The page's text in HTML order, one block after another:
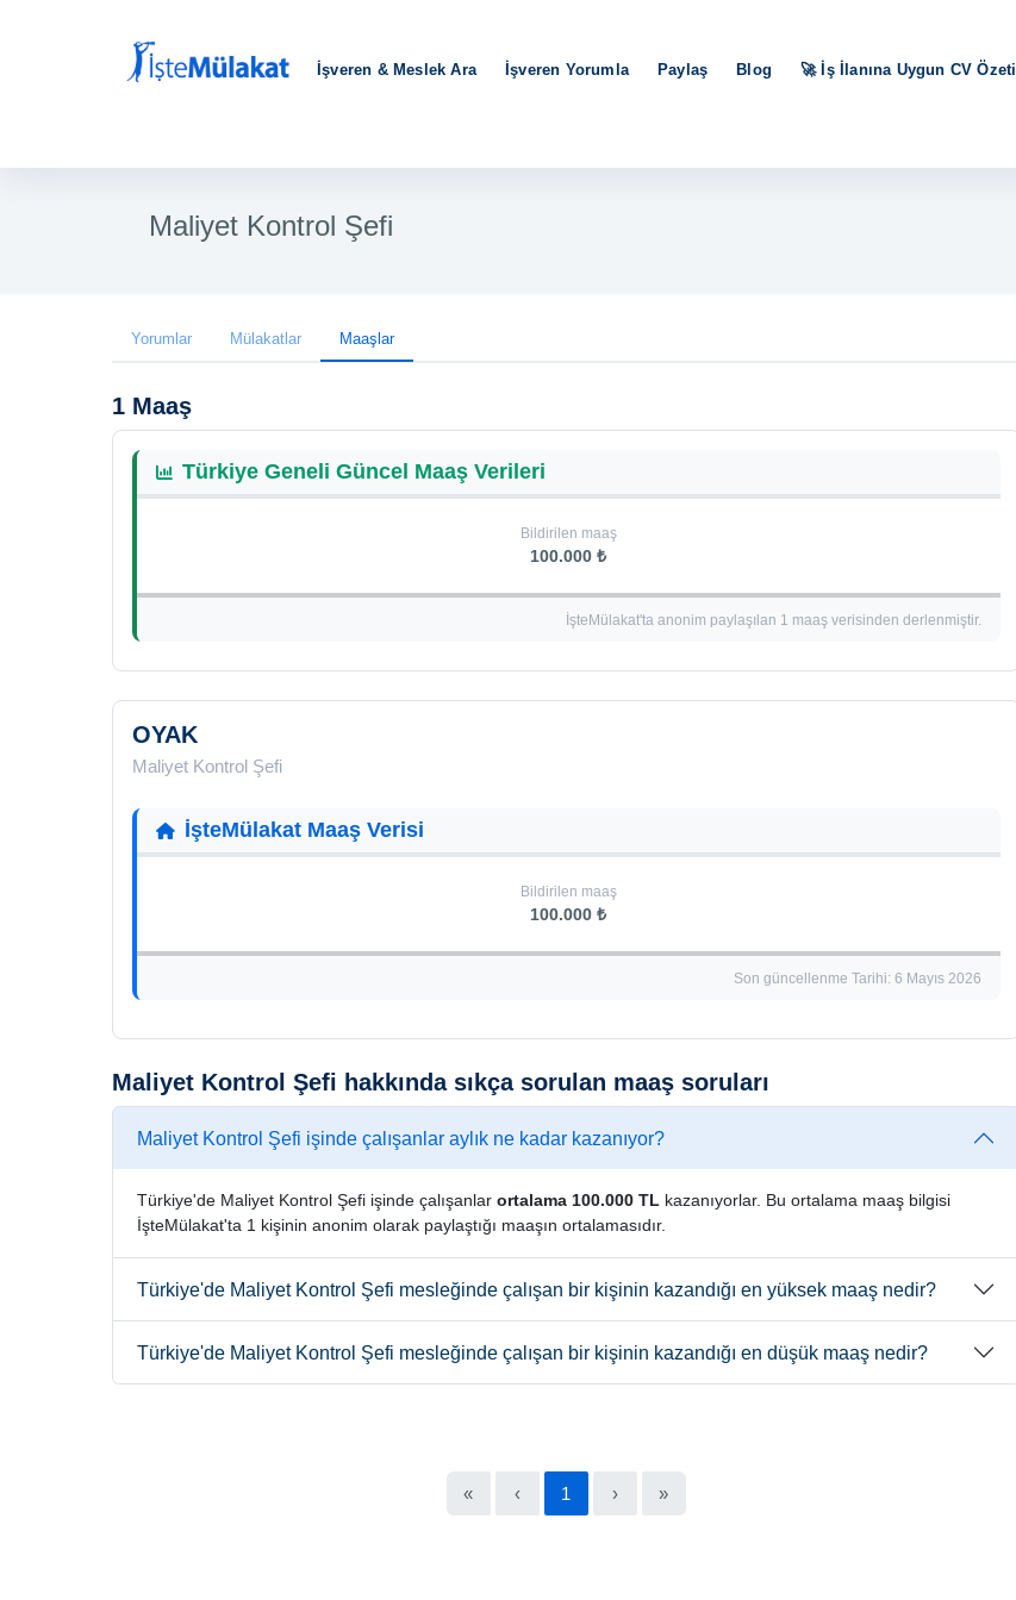
İşveren & Meslek Ara İşveren Yorumla Paylaş Blog 🚀 İş İlanına Uygun CV Özeti
Maliyet Kontrol Şefi
Yorumlar Mülakatlar Maaşlar
1 Maaş
Türkiye Geneli Güncel Maaş Verileri
Bildirilen maaş
100.000 ₺
İşteMülakat'ta anonim paylaşılan 1 maaş verisinden derlenmiştir.
OYAK
Maliyet Kontrol Şefi
İşteMülakat Maaş Verisi
Bildirilen maaş
100.000 ₺
Son güncellenme Tarihi: 6 Mayıs 2026
Maliyet Kontrol Şefi hakkında sıkça sorulan maaş soruları
Maliyet Kontrol Şefi işinde çalışanlar aylık ne kadar kazanıyor?
Türkiye'de Maliyet Kontrol Şefi işinde çalışanlar ortalama 100.000 TL kazanıyorlar. Bu ortalama maaş bilgisi
İşteMülakat'ta 1 kişinin anonim olarak paylaştığı maaşın ortalamasıdır.
Türkiye'de Maliyet Kontrol Şefi mesleğinde çalışan bir kişinin kazandığı en yüksek maaş nedir?
Türkiye'de Maliyet Kontrol Şefi mesleğinde çalışan bir kişinin kazandığı en düşük maaş nedir?
« ‹ 1 › »